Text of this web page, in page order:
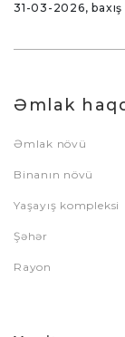
31-03-2026, baxış
Əmlak
Əmlak növü
Binanın növü
Yaşayış kompleksi
Şəhər
Rayon